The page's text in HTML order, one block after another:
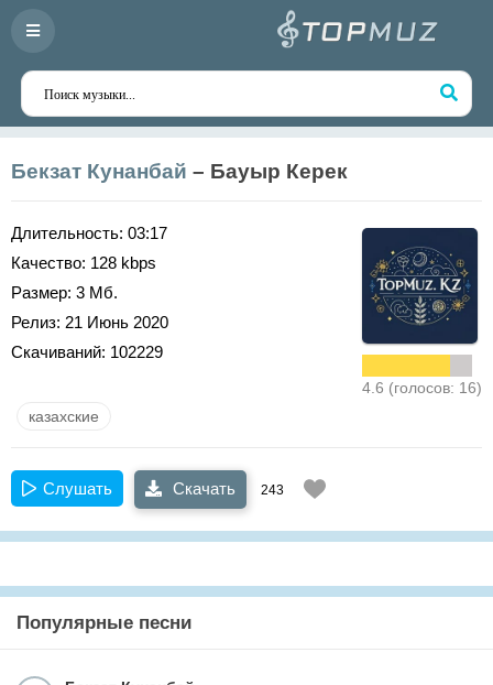
Бекзат Кунанбай – Бауыр Керек
Длительность: 03:17
Качество: 128 kbps
Размер: 3 Мб.
Релиз: 21 Июнь 2020
Скачиваний: 102229
4.6 (голосов: 16)
казахские
Слушать Скачать 243
Популярные песни